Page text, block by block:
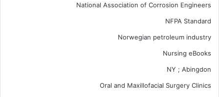
National Association of Corrosion Engineers
NFPA Standard
Norwegian petroleum industry
Nursing eBooks
NY ; Abingdon
Oral and Maxillofacial Surgery Clinics